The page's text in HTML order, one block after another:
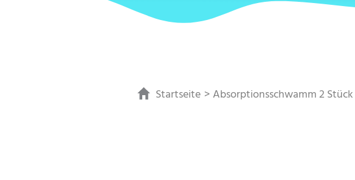
Startseite Absorptionsschwamm 2 Stück